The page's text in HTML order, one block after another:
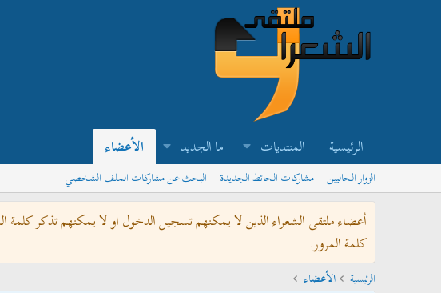
الرئيسية المنتديات ما الجديد الأعضاء
الزوار الحاليين مشاركات الحائط الجديدة البحث عن مشاركات الملف الشخصي
أعضاء ملتقى الشعراء الذين لا يمكنهم تسجيل الدخول او لا يمكنهم تذكر
كلمة المرور.
الرئيسية الأعضاء